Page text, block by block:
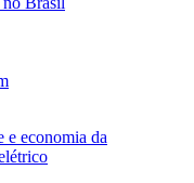
e economia da